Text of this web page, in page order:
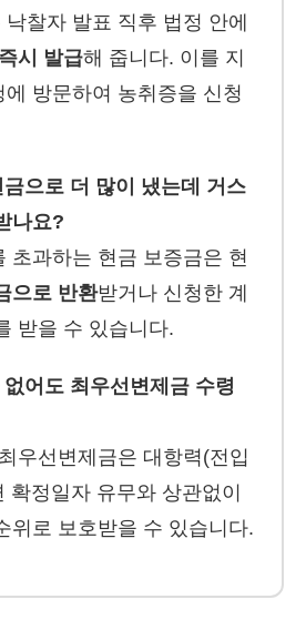
낙찰자 발표 직후 법정 안에
시 발급해 줍니다. 이를 지
방문하여 농취증을 신청
으로 더 많이 냈는데 거스
나요?
초과하는 현금 보증금은 현
으로 반환받거나 신청한 계
받을 수 있습니다.
어도 최우선변제금 수령
우선변제금은 대항력(전입
확정일자 유무와 상관없이
위로 보호받을 수 있습니다.